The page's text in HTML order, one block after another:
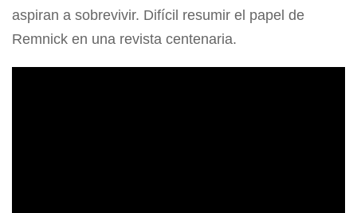
aspiran a sobrevivir. Difícil resumir el papel de
Remnick en una revista centenaria.